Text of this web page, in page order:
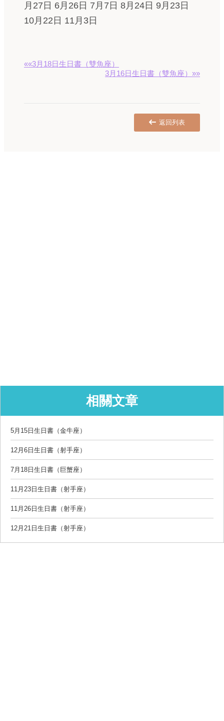
月27日 6月26日 7月7日 8月24日 9月23日
10月22日 11月3日
««3月18日生日書（雙魚座）
3月16日生日書（雙魚座）»»
返回列表
相關文章
5月15日生日書（金牛座）
12月6日生日書（射手座）
7月18日生日書（巨蟹座）
11月23日生日書（射手座）
11月26日生日書（射手座）
12月21日生日書（射手座）